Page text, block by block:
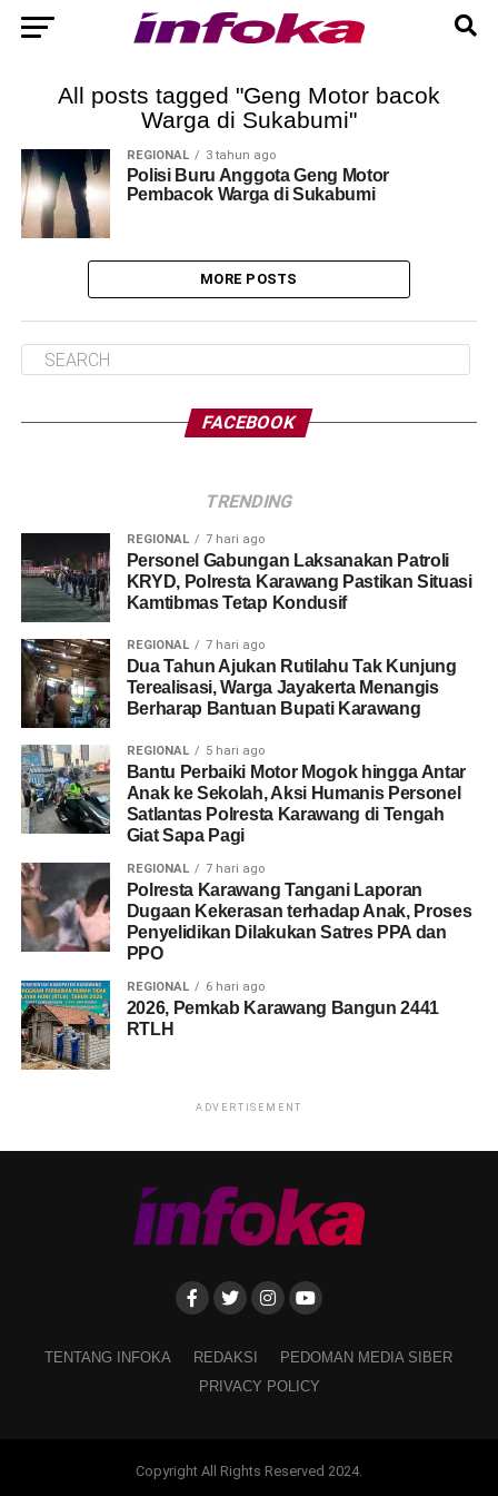
All posts tagged "Geng Motor bacok
Warga di Sukabumi"
REGIONAL 3 tahun ago
Polisi Buru Anggota Geng Motor
Pembacok Warga di Sukabumi
MORE POSTS
FACEBOOK
TRENDING
REGIONAL 7 hari ago
Personel Gabungan Laksanakan Patroli
KRYD, Polresta Karawang Pastikan Situasi
Kamtibmas Tetap Kondusif
REGIONAL 7 hari ago
Dua Tahun Ajukan Rutilahu Tak Kunjung
Terealisasi, Warga Jayakerta Menangis
Berharap Bantuan Bupati Karawang
REGIONAL 5 hari ago
Bantu Perbaiki Motor Mogok hingga Antar
Anak ke Sekolah, Aksi Humanis Personel
Satlantas Polresta Karawang di Tengah
Giat Sapa Pagi
REGIONAL 7 hari ago
Polresta Karawang Tangani Laporan
Dugaan Kekerasan terhadap Anak, Proses
Penyelidikan Dilakukan Satres PPA dan
PPO
REGIONAL 6 hari ago
2026, Pemkab Karawang Bangun 2441
RTLH
ADVERTISEMENT
TENTANG INFOKA REDAKSI
PEDOMAN MEDIA SIBER
PRIVACY POLICY
Copyright All Rights Reserved 2024.